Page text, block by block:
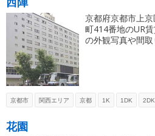
西陣
京都府京都市上
町414番地のUR
の外観写真や間
京都市 関西エリア 京都 1K 1DK 2DK
花園